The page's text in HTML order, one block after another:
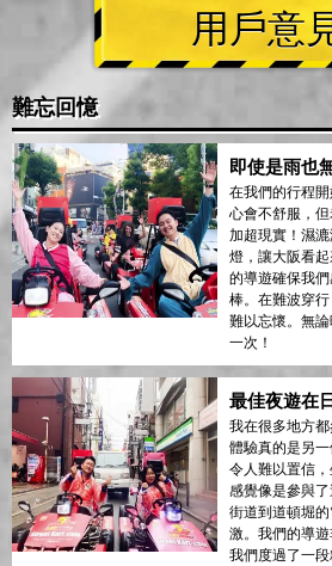
用戶意
難忘回憶
即使是雨也
在我們的行程
心會不舒服，
加超現實！濕
燈，讓大阪看
的導遊確保我
棒。在難波穿
難以忘懷。無
一次！
最佳夜遊在
我在很多地方
體驗真的是另
令人難以置信
感覺像是參與
街道到道頓堀
激。我們的導
我們度過了一